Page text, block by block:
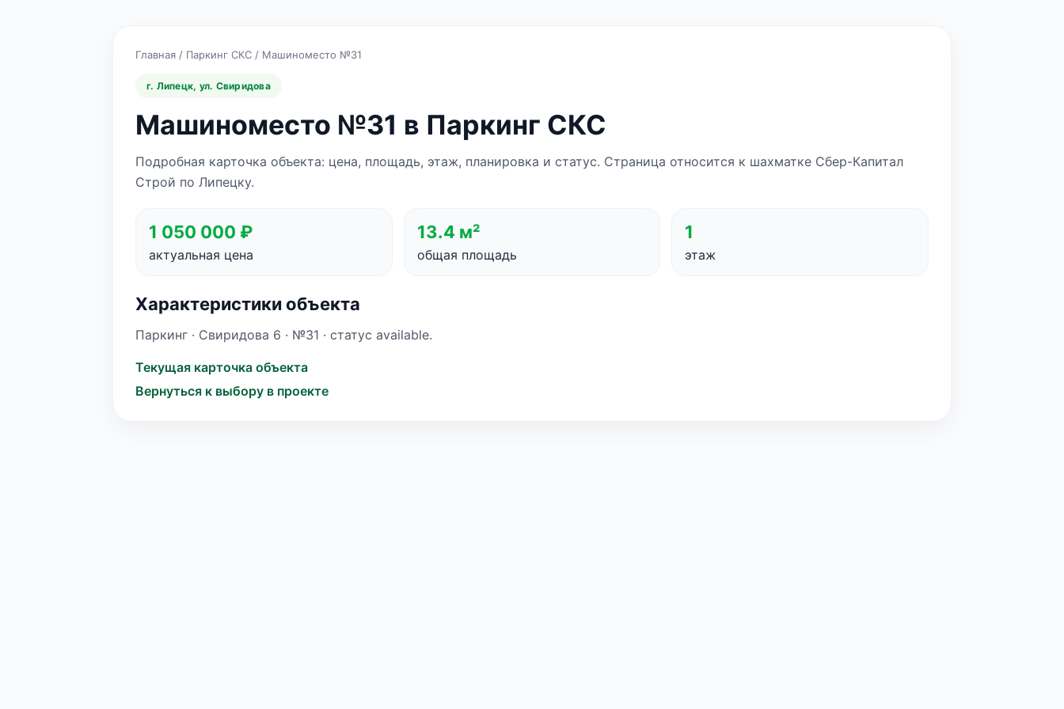
Главная / Паркинг СКС / Машиноместо №31
г. Липецк, ул. Свиридова
Машиноместо №31 в Паркинг СКС
Подробная карточка объекта: цена, площадь, этаж, планировка и статус. Страница относится к шахматке Сбер-Капитал
Строй по Липецку.
1 050 000 ₽
актуальная цена
13.4 м²
общая площадь
1
этаж
Характеристики объекта
Паркинг · Свиридова 6 · №31 · статус available.
Текущая карточка объекта
Вернуться к выбору в проекте